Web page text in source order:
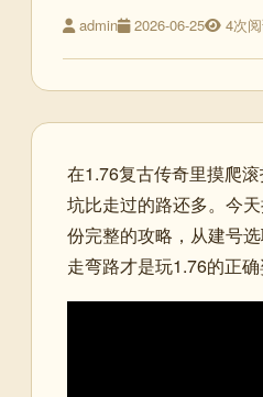
admin 2026-06-25 4次
在1.76复古传奇里摸爬
坑比走过的路还多。今
份完整的攻略，从建号
走弯路才是玩1.76的正确